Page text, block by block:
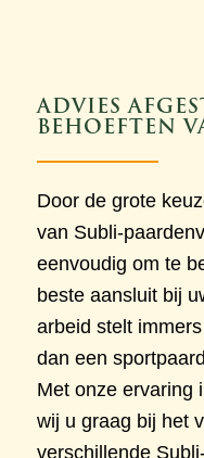
ADVIES
BEHOEFTEN
Door de grote
van Subli-
eenvoudig om te
beste aansluit bij
arbeid stelt
dan een
Met onze ervaring
wij u graag bij het
verschillende